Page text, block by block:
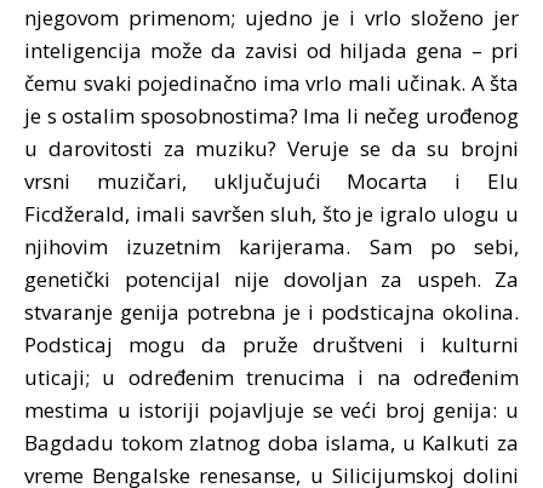
njegovom primenom; ujedno je i vrlo složeno jer
inteligencija može da zavisi od hiljada gena – pri
čemu svaki pojedinačno ima vrlo mali učinak. A šta
je s ostalim sposobnostima? Ima li nečeg urođenog
u darovitosti za muziku? Veruje se da su brojni
vrsni muzičari, uključujući Mocarta i Elu
Ficdžerald, imali savršen sluh, što je igralo ulogu u
njihovim izuzetnim karijerama. Sam po sebi,
genetički potencijal nije dovoljan za uspeh. Za
stvaranje genija potrebna je i podsticajna okolina.
Podsticaj mogu da pruže društveni i kulturni
uticaji; u određenim trenucima i na određenim
mestima u istoriji pojavljuje se veći broj genija: u
Bagdadu tokom zlatnog doba islama, u Kalkuti za
vreme Bengalske renesanse, u Silicijumskoj dolini